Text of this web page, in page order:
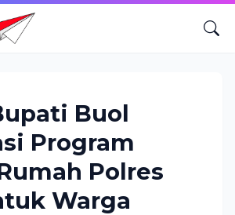
Buol
Program
Polres
Warga